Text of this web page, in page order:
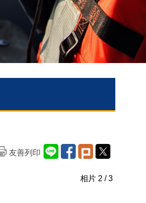
友善列印
相片 2 / 3